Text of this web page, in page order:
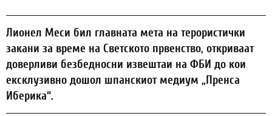
Лионел Меси бил главната мета на терористички
закани за време на Светското првенство, откриваат
доверливи безбедносни извештаи на ФБИ до кои
ексклузивно дошол шпанскиот медиум „Пренса
Иберика“.